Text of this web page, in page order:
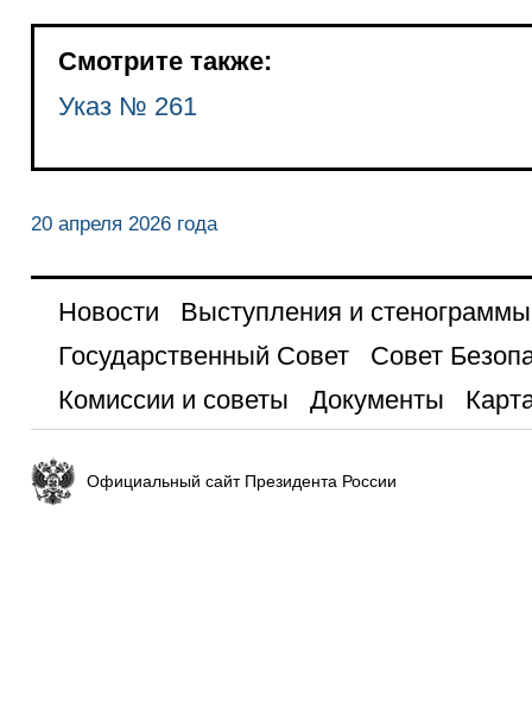
Смотрите также:
Указ № 261
20 апреля 2026 года
Новости
Выступления и стенограммы
Государственный Совет
Совет
Комиссии и советы
Документы
Официальный сайт Президента России